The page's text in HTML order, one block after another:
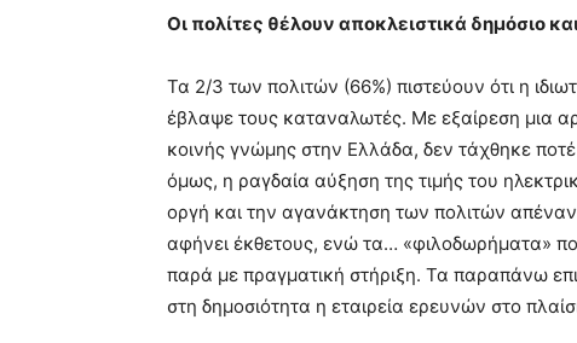
hd
Οι πολίτες θέλουν αποκλειστικά δημόσιο
Τα 2/3 των πολιτών (66%) πιστεύουν ότι η
έβλαψε τους καταναλωτές. Με εξαίρεση μια
κοινής γνώμης στην Ελλάδα, δεν τάχθηκε
όμως, η ραγδαία αύξηση της τιμής του
οργή και την αγανάκτηση των πολιτών
αφήνει έκθετους, ενώ τα… «φιλοδωρήματα»
παρά με πραγματική στήριξη. Τα παραπάνω
στη δημοσιότητα η εταιρεία ερευνών στο